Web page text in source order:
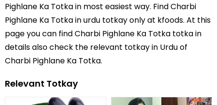
Pighlane Ka Totkain most easiest way. Find Charbi
Pighlane Ka Totka inurdu totkayonly at kfoods. At this
page you can find Charbi Pighlane Ka Totka totka in
details also check the relevant totkay in Urdu of
Charbi Pighlane Ka Totka.
Relevant Totkay